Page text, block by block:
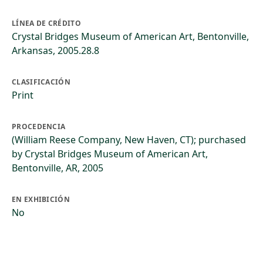
LÍNEA DE CRÉDITO
Crystal Bridges Museum of American Art, Bentonville,
Arkansas, 2005.28.8
CLASIFICACIÓN
Print
PROCEDENCIA
(William Reese Company, New Haven, CT); purchased
by Crystal Bridges Museum of American Art,
Bentonville, AR, 2005
EN EXHIBICIÓN
No